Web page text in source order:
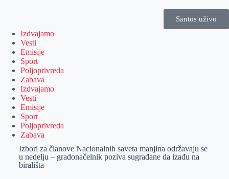
Santos uživo
Izdvajamo
Vesti
Emisije
Sport
Poljoprivreda
Zabava
Izdvajamo
Vesti
Emisije
Sport
Poljoprivreda
Zabava
Izbori za članove Nacionalnih saveta manjina održavaju se
u nedelju – gradonačelnik poziva sugrađane da izađu na
birališta